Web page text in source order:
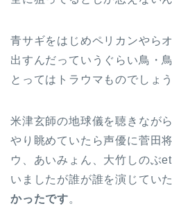
青サギをはじめペリカンやら
出すんだっていうぐらい鳥・
とってはトラウマものでしょう
米津玄師の地球儀を聴きなが
やり眺めていたら声優に菅田
ウ、あいみょん、大竹しのぶ
いましたが誰が誰を演じてい
かったです。